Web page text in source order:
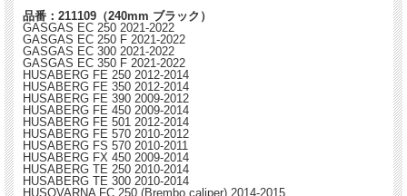
品番：211109（240mm ブラック）
GASGAS EC 250 2021-2022
GASGAS EC 250 F 2021-2022
GASGAS EC 300 2021-2022
GASGAS EC 350 F 2021-2022
HUSABERG FE 250 2012-2014
HUSABERG FE 350 2012-2014
HUSABERG FE 390 2009-2012
HUSABERG FE 450 2009-2014
HUSABERG FE 501 2012-2014
HUSABERG FE 570 2010-2012
HUSABERG FS 570 2010-2011
HUSABERG FX 450 2009-2014
HUSABERG TE 250 2010-2014
HUSABERG TE 300 2010-2014
HUSQVARNA FC 250 (Brembo caliper) 2014-2015